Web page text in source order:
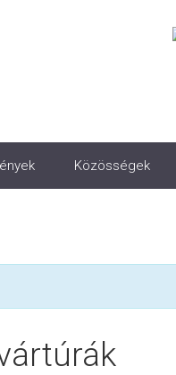
Közösségek